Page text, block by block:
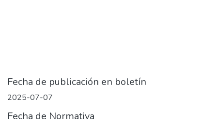
Fecha de publicación en boletín
2025-07-07
Fecha de Normativa